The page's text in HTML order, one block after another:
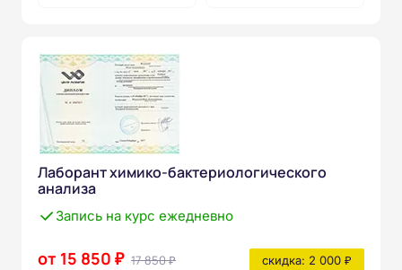
Лаборант химико-бактериологического
анализа
Запись на курс ежедневно
от 15 850 ₽ 17 850 ₽ скидка: 2 000 ₽